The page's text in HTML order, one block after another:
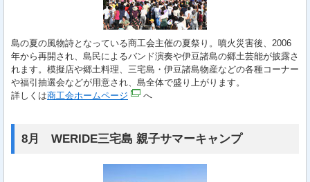
島の夏の風物詩となっている商工会主催の夏祭り。噴火災害後、2006
年から再開され、島民によるバンド演奏や伊豆諸島の郷土芸能が披露さ
れます。模擬店や郷土料理、三宅島・伊豆諸島物産などの各種コーナー
や福引抽選会などが用意され、島全体で盛り上がります。
詳しくは商工会ホームページ へ
8月 WERIDE三宅島 親子サマーキャンプ